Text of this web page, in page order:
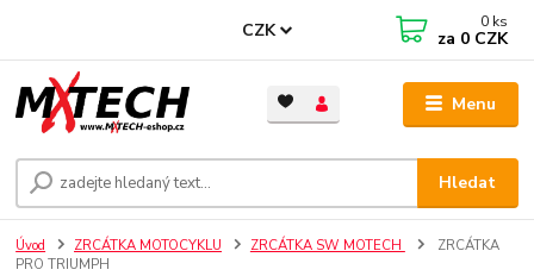
Menu
CZK
Hledat
0 ks
za 0 CZK
Úvod ZRCÁTKA MOTOCYKLU ZRCÁTKA SW MOTECH
ZRCÁTKA
PRO TRIUMPH